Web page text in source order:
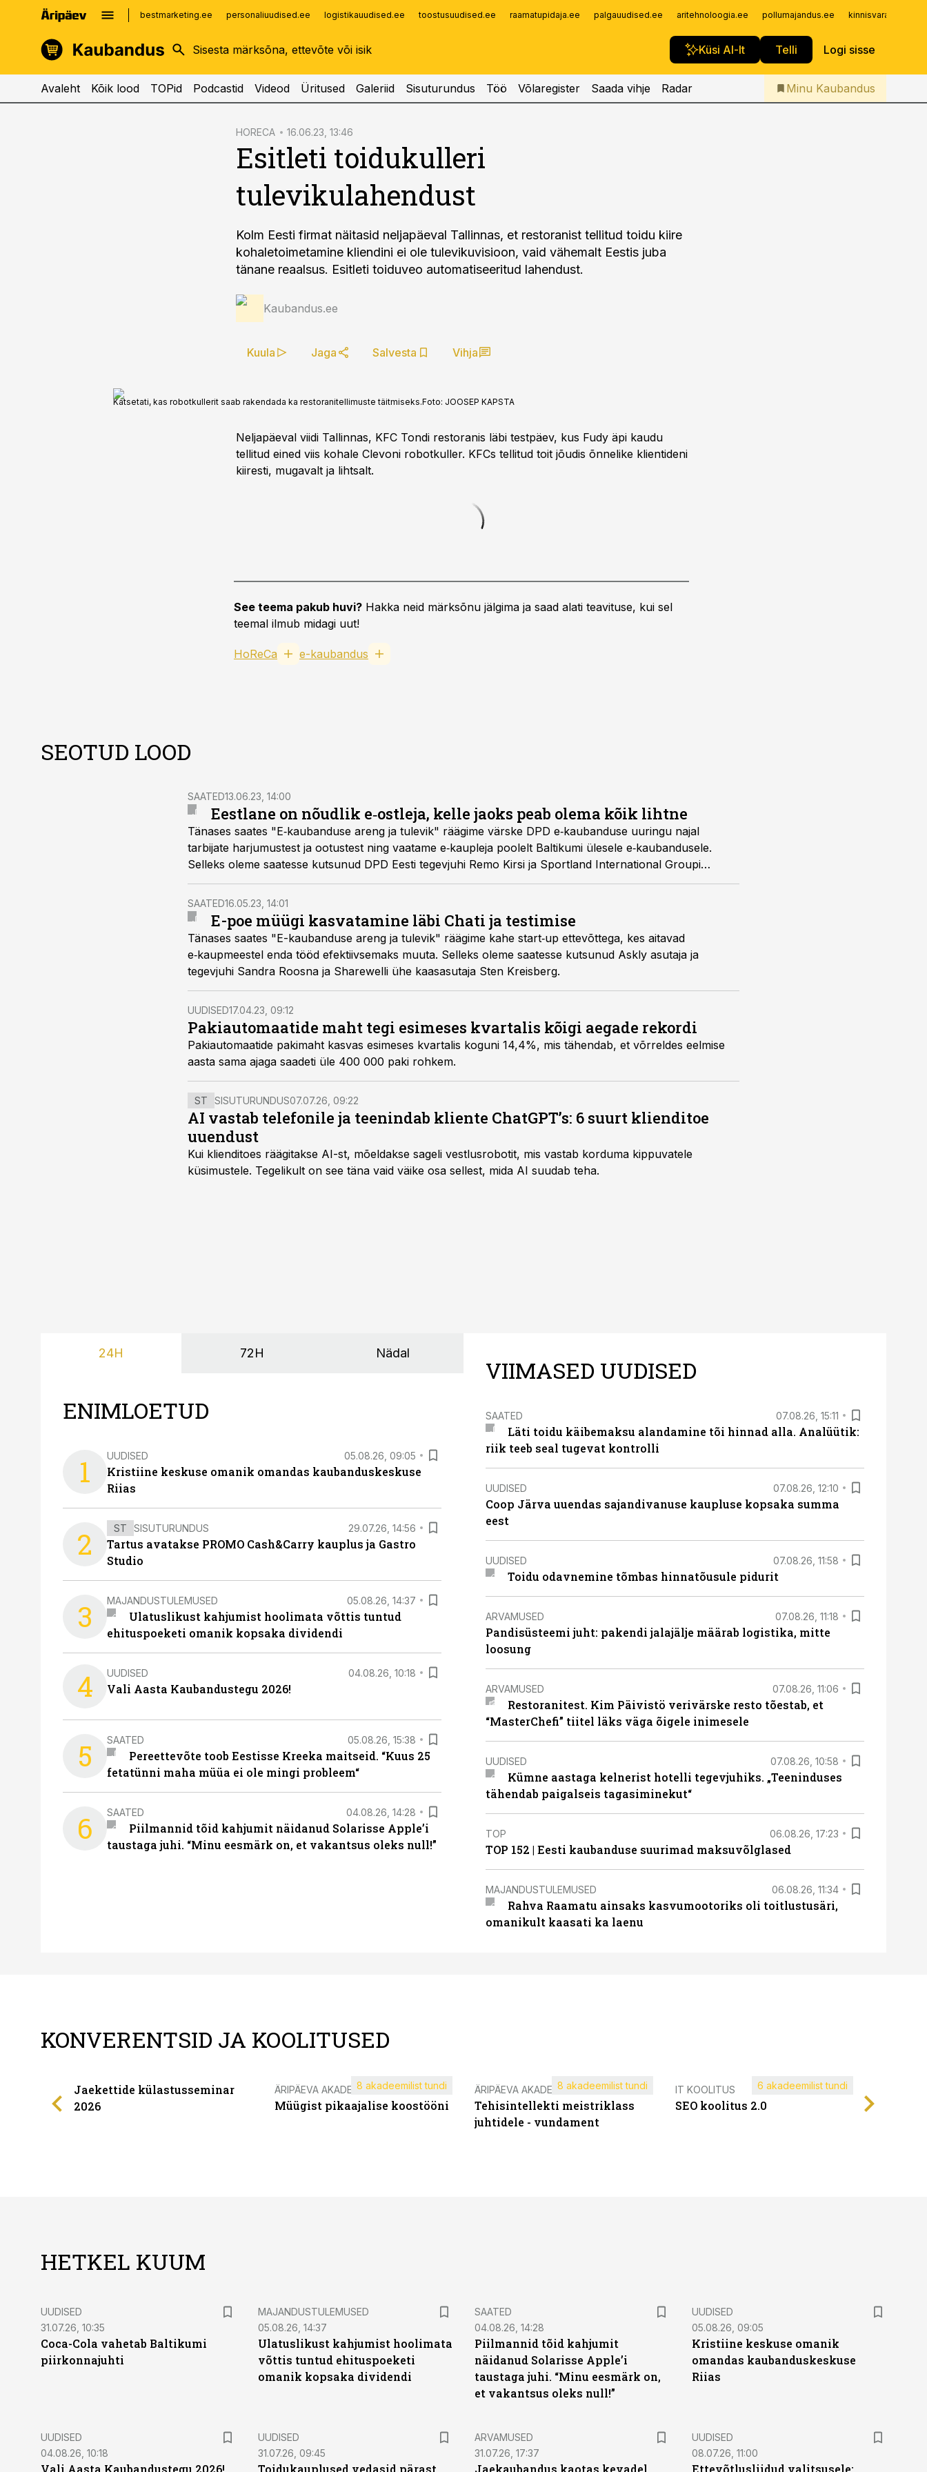
bestmarketing.ee personaliuudised.ee logistikauudised.ee toostusuudised.ee raamatupidaja.ee palgauudised.ee aritehnoloogia.ee pollumajandus.ee
Küsi AI-lt Telli Logi sisse
kinnisvarauudised.ee
logistikauudised.ee
imelineajalugu.ee
Infopank
Iseteenindus
Telli Kaubandus
Avaleht Kõik lood TOPid Podcastid Videod Üritused Galeriid Sisuturundus Töö Võlaregister Saada vihje Radar Minu Kaubandus
HORECA 16.06.23, 13:46
Esitleti toidukulleri
tulevikulahendust
Kolm Eesti firmat näitasid neljapäeval Tallinnas, et restoranist tellitud toidu kiire
kohaletoimetamine kliendini ei ole tulevikuvisioon, vaid vähemalt Eestis juba
tänane reaalsus. Esitleti toiduveo automatiseeritud lahendust.
Kaubandus.ee
Kuula Jaga Salvesta Vihja
Katsetati, kas robotkullerit saab rakendada ka restoranitellimuste täitmiseks.Foto: JOOSEP KAPSTA
Neljapäeval viidi Tallinnas, KFC Tondi restoranis läbi testpäev, kus Fudy äpi kaudu
tellitud eined viis kohale Clevoni robotkuller. KFCs tellitud toit jõudis õnnelike klientideni
kiiresti, mugavalt ja lihtsalt.
See teema pakub huvi? Hakka neid märksõnu jälgima ja saad alati teavituse, kui sel
teemal ilmub midagi uut!
HoReCa e-kaubandus
SEOTUD LOOD
SAATED13.06.23, 14:00
Eestlane on nõudlik e‑ostleja, kelle jaoks peab olema kõik lihtne
Tänases saates "E‑kaubanduse areng ja tulevik" räägime värske DPD e‑kaubanduse uuringu najal
tarbijate harjumustest ja ootustest ning vaatame e‑kaupleja poolelt Baltikumi ülesele e‑kaubandusele.
Selleks oleme saatesse kutsunud DPD Eesti tegevjuhi Remo Kirsi ja Sportland International Groupi
turundus- ja e‑kaubandusjuhi Henri Kruuseli.
SAATED16.05.23, 14:01
E-poe müügi kasvatamine läbi Chati ja testimise
Tänases saates "E-kaubanduse areng ja tulevik" räägime kahe start‑up ettevõttega, kes aitavad
e‑kaupmeestel enda tööd efektiivsemaks muuta. Selleks oleme saatesse kutsunud Askly asutaja ja
tegevjuhi Sandra Roosna ja Sharewelli ühe kaasasutaja Sten Kreisberg.
UUDISED17.04.23, 09:12
Pakiautomaatide maht tegi esimeses kvartalis kõigi aegade rekordi
Pakiautomaatide pakimaht kasvas esimeses kvartalis koguni 14,4%, mis tähendab, et võrreldes eelmise
aasta sama ajaga saadeti üle 400 000 paki rohkem.
ST SISUTURUNDUS07.07.26, 09:22
AI vastab telefonile ja teenindab kliente ChatGPT’s: 6 suurt klienditoe
uuendust
Kui klienditoes räägitakse AI-st, mõeldakse sageli vestlusrobotit, mis vastab korduma kippuvatele
küsimustele. Tegelikult on see täna vaid väike osa sellest, mida AI suudab teha.
24H 72H Nädal
ENIMLOETUD
1 UUDISED 05.08.26, 09:05
Kristiine keskuse omanik omandas kaubanduskeskuse
Riias
2 ST SISUTURUNDUS 29.07.26, 14:56
Tartus avatakse PROMO Cash&Carry kauplus ja Gastro
Studio
3 MAJANDUSTULEMUSED 05.08.26, 14:37
Ulatuslikust kahjumist hoolimata võttis tuntud
ehituspoeketi omanik kopsaka dividendi
4 UUDISED 04.08.26, 10:18
Vali Aasta Kaubandustegu 2026!
5 SAATED 05.08.26, 15:38
Pereettevõte toob Eestisse Kreeka maitseid. “Kuus 25
fetatünni maha müüa ei ole mingi probleem“
6 SAATED 04.08.26, 14:28
Piilmannid tõid kahjumit näidanud Solarisse Apple’i
taustaga juhi. “Minu eesmärk on, et vakantsus oleks null!”
VIIMASED UUDISED
SAATED 07.08.26, 15:11
Läti toidu käibemaksu alandamine tõi hinnad alla. Analüütik:
riik teeb seal tugevat kontrolli
UUDISED 07.08.26, 12:10
Coop Järva uuendas sajandivanuse kaupluse kopsaka summa
eest
UUDISED 07.08.26, 11:58
Toidu odavnemine tõmbas hinnatõusule pidurit
ARVAMUSED 07.08.26, 11:18
Pandisüsteemi juht: pakendi jalajälje määrab logistika, mitte
loosung
ARVAMUSED 07.08.26, 11:06
Restoranitest. Kim Päivistö verivärske resto tõestab, et
“MasterChefi” tiitel läks väga õigele inimesele
UUDISED 07.08.26, 10:58
Kümne aastaga kelnerist hotelli tegevjuhiks. „Teeninduses
tähendab paigalseis tagasiminekut“
TOP 06.08.26, 17:23
TOP 152 | Eesti kaubanduse suurimad maksuvõlglased
MAJANDUSTULEMUSED 06.08.26, 11:34
Rahva Raamatu ainsaks kasvumootoriks oli toitlustusäri,
omanikult kaasati ka laenu
KONVERENTSID JA KOOLITUSED
Jaekettide külastusseminar
2026
ÄRIPÄEVA AKADEEMIA
Müügist pikaajalise koostööni
8 akadeemilist tundi ÄRIPÄEVA AKADEEMIA
Tehisintellekti meistriklass
juhtidele - vundament
8 akadeemilist tundi IT KOOLITUS
SEO koolitus 2.0
6 akadeemilist tundi
HETKEL KUUM
UUDISED
31.07.26, 10:35
Coca-Cola vahetab Baltikumi
piirkonnajuhti
MAJANDUSTULEMUSED
05.08.26, 14:37
Ulatuslikust kahjumist hoolimata
võttis tuntud ehituspoeketi
omanik kopsaka dividendi
SAATED
04.08.26, 14:28
Piilmannid tõid kahjumit
näidanud Solarisse Apple’i
taustaga juhi. “Minu eesmärk on,
et vakantsus oleks null!”
UUDISED
05.08.26, 09:05
Kristiine keskuse omanik
omandas kaubanduskeskuse
Riias
UUDISED
04.08.26, 10:18
Vali Aasta Kaubandustegu 2026!
UUDISED
31.07.26, 09:45
Toidukauplused vedasid pärast
ARVAMUSED
31.07.26, 17:37
Jaekaubandus kaotas kevadel
UUDISED
08.07.26, 11:00
Ettevõtlusliidud valitsusele: